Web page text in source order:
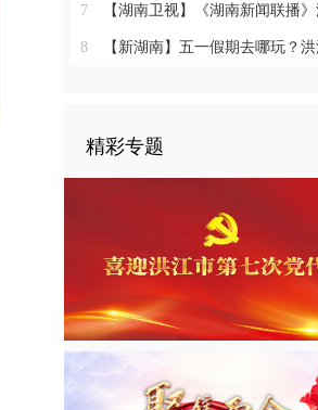
7 【湖南卫视】《湖南新闻联播》洪江市：相约三月三
8 【新湖南】五一假期去哪玩？洪江市沉浸式西游、趣味农耕、青春
精彩专题